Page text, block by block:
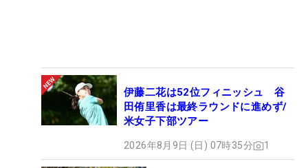
伊藤二花は52位フィニッシュ 谷
田侑里香は最終ラウンドに進めず/
米女子下部ツアー
2026年8月9日 (日) 07時35分 1